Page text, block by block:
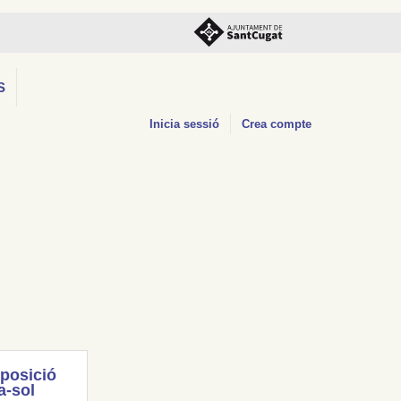
Inicia sessió Crea compte
sol